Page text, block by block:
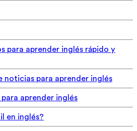
para aprender inglés rápido y
noticias para aprender inglés
aprender inglés
en inglés?